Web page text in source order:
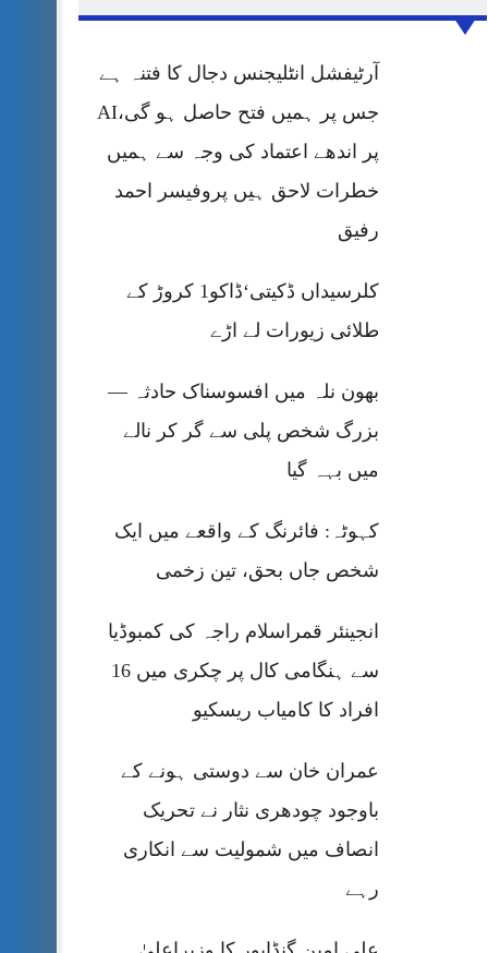
آرٹیفشل انٹلیجنس دجال کا فتنہ ہے
جس پر ہمیں فتح حاصل ہو گی،AI
پر اندھے اعتماد کی وجہ سے ہمیں
خطرات لاحق ہیں پروفیسر احمد
رفیق
کلرسیداں ڈکیتی‘ڈاکو1 کروڑ کے
طلائی زیورات لے اڑے
بھون نلہ میں افسوسناک حادثہ —
بزرگ شخص پلی سے گر کر نالے
میں بہہ گیا
کہوٹہ: فائرنگ کے واقعے میں ایک
شخص جاں بحق، تین زخمی
انجینئر قمراسلام راجہ کی کمبوڈیا
سے ہنگامی کال پر چکری میں 16
افراد کا کامیاب ریسکیو
عمران خان سے دوستی ہونے کے
باوجود چودھری نثار نے تحریک
انصاف میں شمولیت سے انکاری
رہے